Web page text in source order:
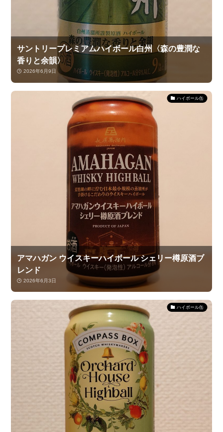
サントリープレミアムハイボール白州〈森の豊潤な
香りと余韻〉
2026年6月9日
ハイボール缶
アマハガン ウイスキーハイボール シェリー樽原酒ブ
レンド
2026年6月3日
ハイボール缶